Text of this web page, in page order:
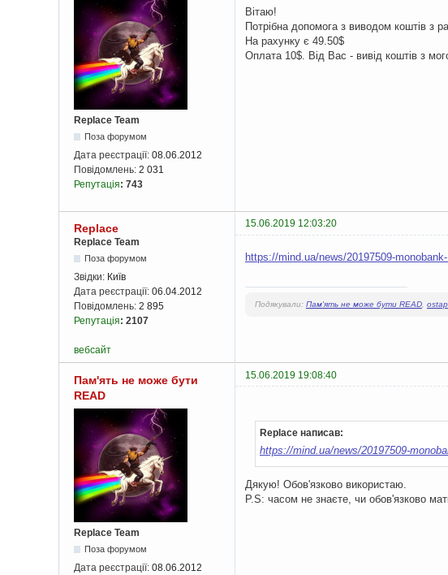
Replace Team
Поза форумом
Дата реєстрації: 08.06.2012
Повідомлень: 2 031
Репутація: 743
Вітаю!
Потрібна допомога з виводом коштів з
На рахунку є 49.50$
Оплата 10$. Від Вас - вивід коштів з
Replace
15.06.2019 12:03:20
Replace Team
Поза форумом
Звідки: Київ
Дата реєстрації: 06.04.2012
Повідомлень: 2 895
Репутація: 2107
https://mind.ua/news/20197509-
Подякували: Пам'ять не може бути READ
вебсайт
Пам'ять не може бути
READ
15.06.2019 19:08:40
Replace Team
Поза форумом
Дата реєстрації: 08.06.2012
Replace написав:
https://mind.ua/news/20197509-
Дякую! Обов'язково використаю.
P.S: часом не знаєте, чи обов'язково